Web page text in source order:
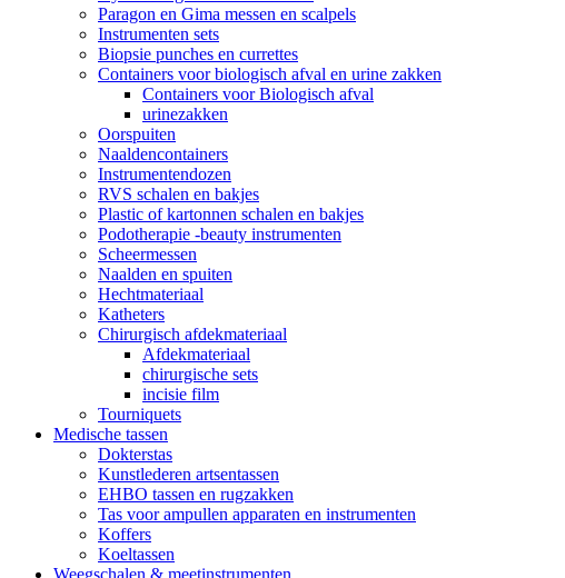
Paragon en Gima messen en scalpels
Instrumenten sets
Biopsie punches en currettes
Containers voor biologisch afval en urine zakken
Containers voor Biologisch afval
urinezakken
Oorspuiten
Naaldencontainers
Instrumentendozen
RVS schalen en bakjes
Plastic of kartonnen schalen en bakjes
Podotherapie -beauty instrumenten
Scheermessen
Naalden en spuiten
Hechtmateriaal
Katheters
Chirurgisch afdekmateriaal
Afdekmateriaal
chirurgische sets
incisie film
Tourniquets
Medische tassen
Dokterstas
Kunstlederen artsentassen
EHBO tassen en rugzakken
Tas voor ampullen apparaten en instrumenten
Koffers
Koeltassen
Weegschalen & meetinstrumenten